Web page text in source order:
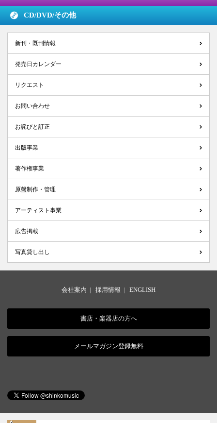
CD/DVD/その他
新刊・既刊情報
発売日カレンダー
リクエスト
お問い合わせ
お詫びと訂正
出版事業
著作権事業
原盤制作・管理
アーティスト事業
広告掲載
写真貸し出し
会社案内 | 採用情報 | ENGLISH
書店・楽器店の方へ
メールマガジン登録無料